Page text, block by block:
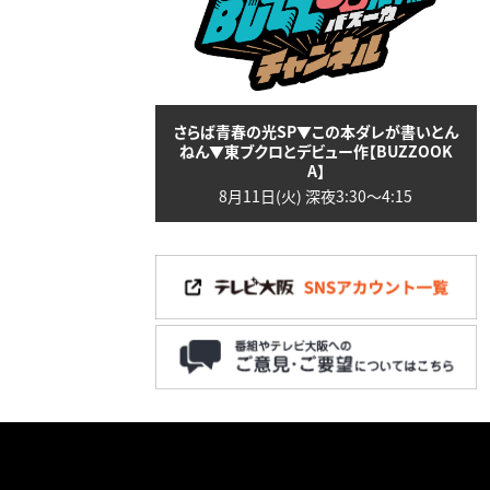
さらば青春の光SP▼この本ダレが書いとん
ねん▼東ブクロとデビュー作【BUZZOOK
A】
8月11日(火) 深夜3:30〜4:15